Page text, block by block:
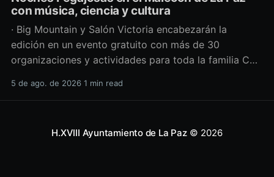
con música, ciencia y cultura
· Big Mountain y Salón Victoria encabezarán la
edición en un evento gratuito con más de 30
organizaciones y actividades para toda la familia Con
divulgación científica y actividades culturales
5 de ago. de 2026 1 min read
H.XVIII Ayuntamiento de La Paz© 2026